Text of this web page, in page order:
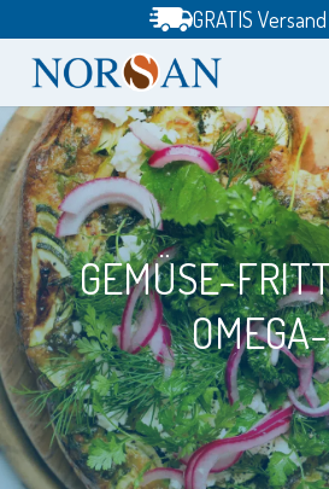
springen
GRATIS
GEMÜSE-